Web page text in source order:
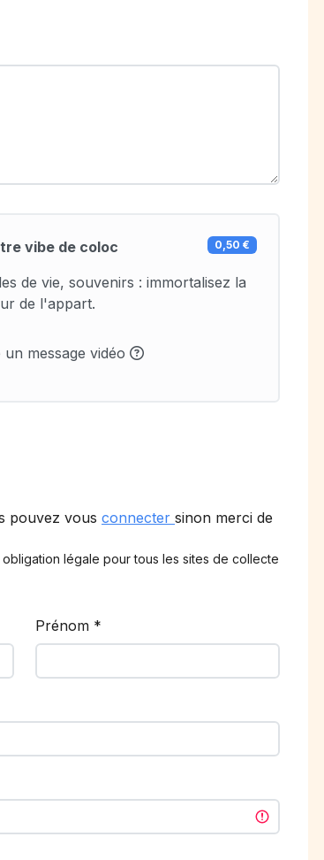
vibe de coloc 0,50 €
de vie, souvenirs : immortalisez la
de l'appart.
un message vidéo
pouvez vous connecter sinon merci de
légale pour tous les sites de collecte
Prénom *